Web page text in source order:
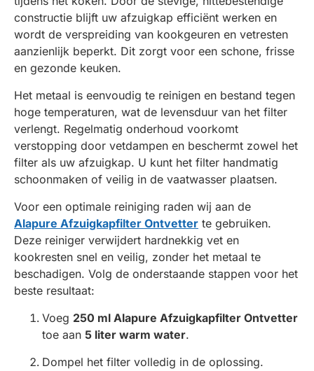
constructie blijft uw afzuigkap efficiënt werken en
wordt de verspreiding van kookgeuren en vetresten
aanzienlijk beperkt. Dit zorgt voor een schone, frisse
en gezonde keuken.
Het metaal is eenvoudig te reinigen en bestand tegen
hoge temperaturen, wat de levensduur van het filter
verlengt. Regelmatig onderhoud voorkomt
verstopping door vetdampen en beschermt zowel het
filter als uw afzuigkap. U kunt het filter handmatig
schoonmaken of veilig in de vaatwasser plaatsen.
Voor een optimale reiniging raden wij aan de
Alapure Afzuigkapfilter Ontvetter te gebruiken.
Deze reiniger verwijdert hardnekkig vet en
kookresten snel en veilig, zonder het metaal te
beschadigen. Volg de onderstaande stappen voor het
beste resultaat:
Voeg 250 ml Alapure Afzuigkapfilter Ontvetter
toe aan 5 liter warm water.
Dompel het filter volledig in de oplossing.